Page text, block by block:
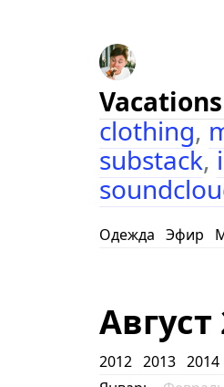
clothing,
substack,
Одежда Эфир
Август
2012 2013 2014